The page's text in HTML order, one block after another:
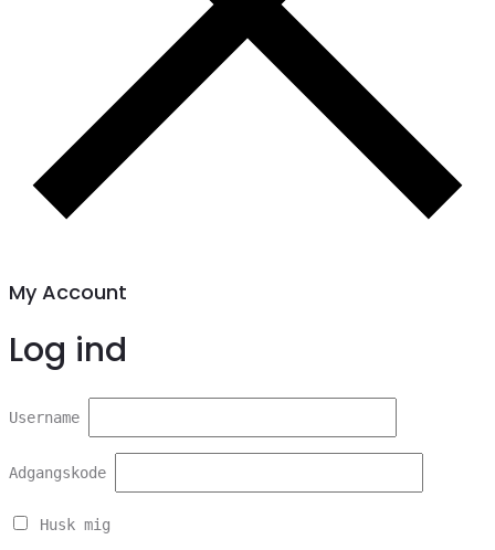
My Account
Log ind
Username
Adgangskode
Husk mig